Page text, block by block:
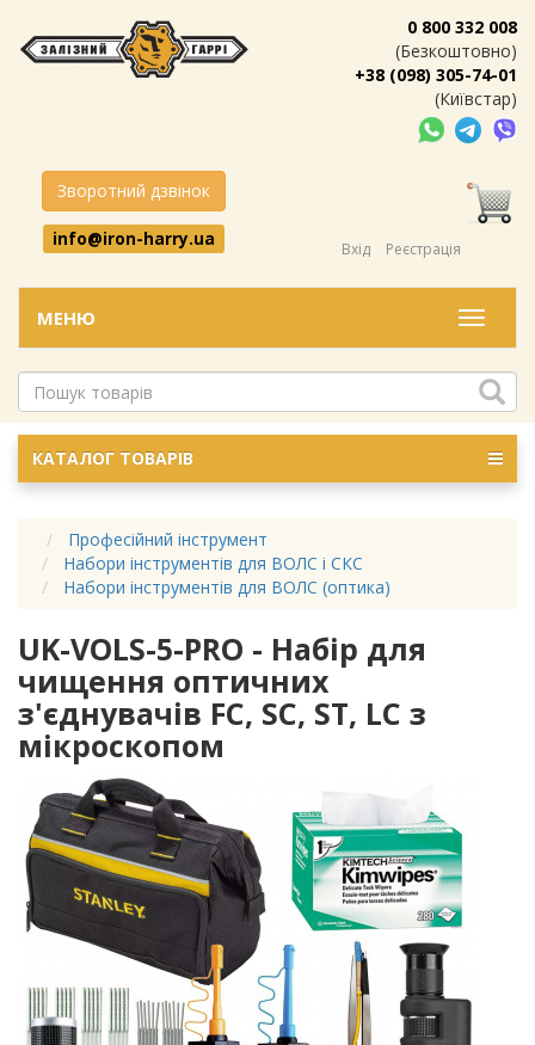
0 800 332 008
(Безкоштовно)
+38 (098) 305-74-01
(Київстар)
Зворотний дзвінок
info@iron-harry.ua
Вхід Реєстрація
Меню
МЕНЮ
КАТАЛОГ ТОВАРІВ
Професійний інструмент
Набори інструментів для ВОЛС і СКС
Набори інструментів для ВОЛС (оптика)
UK-VOLS-5-PRO - Набір для
чищення оптичних
з'єднувачів FC, SC, ST, LC з
мікроскопом